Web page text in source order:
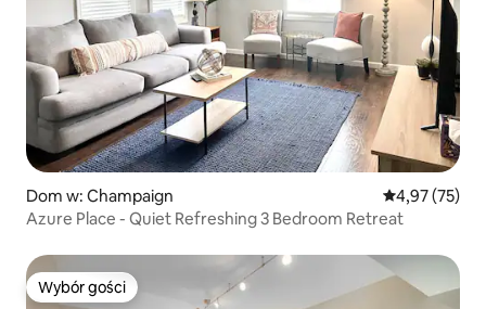
Dom w: Champaign Średnia
4,97 (75)
Azure Place - Quiet Refreshing 3 Bedroom Retreat
Wybór gości
Wybór gości